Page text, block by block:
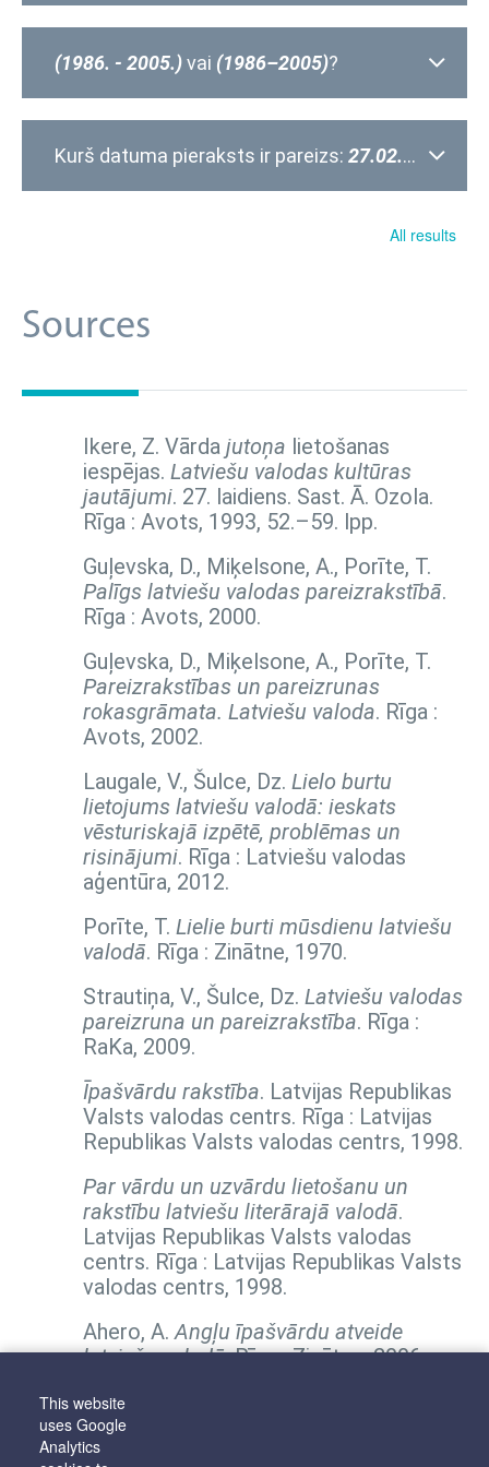
(1986. - 2005.)vai (1986–2005)?
Kurš datuma pieraksts ir pareizs: 27.02.2019.
All results
Sources
Ikere, Z. Vārda jutoņa lietošanas
iespējas. Latviešu valodas kultūras
jautājumi. 27. laidiens. Sast. Ā. Ozola.
Rīga : Avots, 1993, 52.–59. lpp.
Guļevska, D., Miķelsone, A., Porīte, T.
Palīgs latviešu valodas pareizrakstībā.
Rīga : Avots, 2000.
Guļevska, D., Miķelsone, A., Porīte, T.
Pareizrakstības un pareizrunas
rokasgrāmata. Latviešu valoda. Rīga :
Avots, 2002.
Laugale, V., Šulce, Dz. Lielo burtu
lietojums latviešu valodā: ieskats
vēsturiskajā izpētē, problēmas un
risinājumi. Rīga : Latviešu valodas
aģentūra, 2012.
Porīte, T. Lielie burti mūsdienu latviešu
valodā. Rīga : Zinātne, 1970.
Strautiņa, V., Šulce, Dz. Latviešu valodas
pareizruna un pareizrakstība. Rīga :
RaKa, 2009.
Īpašvārdu rakstība. Latvijas Republikas
Valsts valodas centrs. Rīga : Latvijas
Republikas Valsts valodas centrs, 1998.
Par vārdu un uzvārdu lietošanu un
rakstību latviešu literārajā valodā.
Latvijas Republikas Valsts valodas
centrs. Rīga : Latvijas Republikas Valsts
valodas centrs, 1998.
Ahero, A.Angļu īpašvārdu atveide
latviešu valodā. Rīga : Zinātne, 2006.
Bankava, B.
latviešu valodā
This website
uses Google
Analytics